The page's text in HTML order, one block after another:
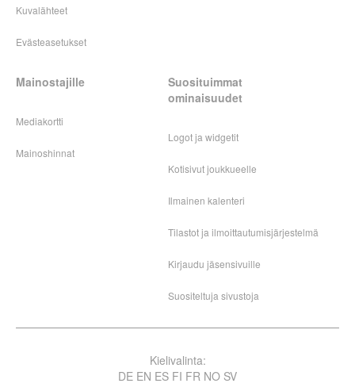
Kuvalähteet
Evästeasetukset
Mainostajille
Mediakortti
Mainoshinnat
Suosituimmat
ominaisuudet
Logot ja widgetit
Kotisivut joukkueelle
Ilmainen kalenteri
Tilastot ja ilmoittautumisjärjestelmä
Kirjaudu jäsensivuille
Suositeltuja sivustoja
Kielivalinta:
DE EN ES FI FR NO SV